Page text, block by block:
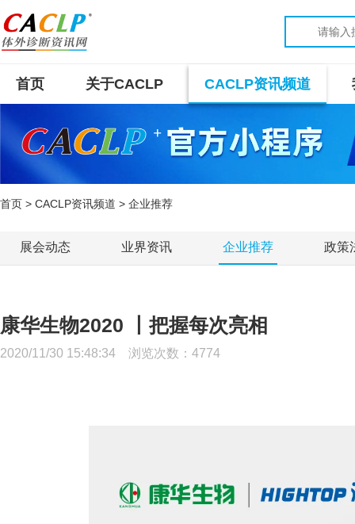
首页 关于CACLP CACLP资讯频道
首页 > CACLP资讯频道 > 企业推荐
展会动态 业界资讯 企业推荐 政策
康华生物2020 丨把握每次亮相
2020/11/30 15:48:34 浏览次数： 4774